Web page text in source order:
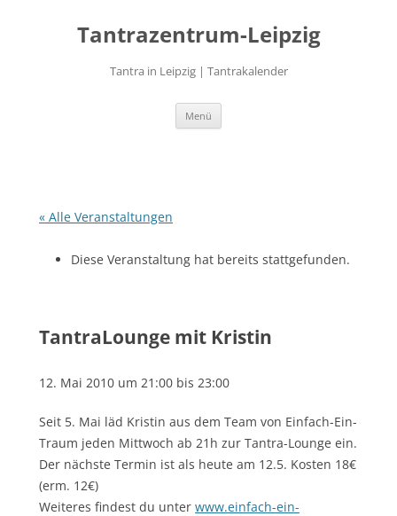
Tantrazentrum-Leipzig
Tantra in Leipzig | Tantrakalender
Menü
« Alle Veranstaltungen
Diese Veranstaltung hat bereits stattgefunden.
TantraLounge mit Kristin
12. Mai 2010 um 21:00 bis 23:00
Seit 5. Mai läd Kristin aus dem Team von Einfach-Ein-
Traum jeden Mittwoch ab 21h zur Tantra-Lounge ein.
Der nächste Termin ist als heute am 12.5. Kosten 18€
(erm. 12€)
Weiteres findest du unter www.einfach-ein-